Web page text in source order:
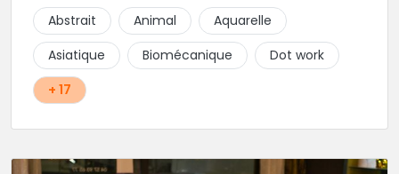
construire un projet qui vous ressemble.
Abstrait Animal
Aquarelle
Asiatique
Biomécanique
Dot work
+ 17